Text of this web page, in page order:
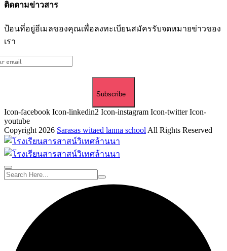
ติดตามข่าวสาร
ป้อนที่อยู่อีเมลของคุณเพื่อลงทะเบียนสมัครรับจดหมายข่าวของ
เรา
Subscribe
Icon-facebook Icon-linkedin2 Icon-instagram Icon-twitter Icon-
youtube
Copyright 2026 Sarasas witaed lanna school All Rights Reserved